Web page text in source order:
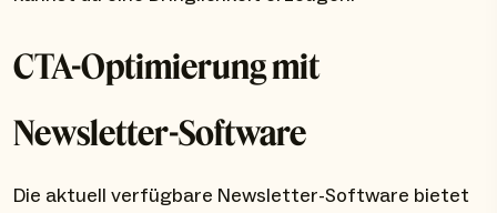
CTA-Optimierung mit
Newsletter-Software
Die aktuell verfügbare Newsletter-Software bietet